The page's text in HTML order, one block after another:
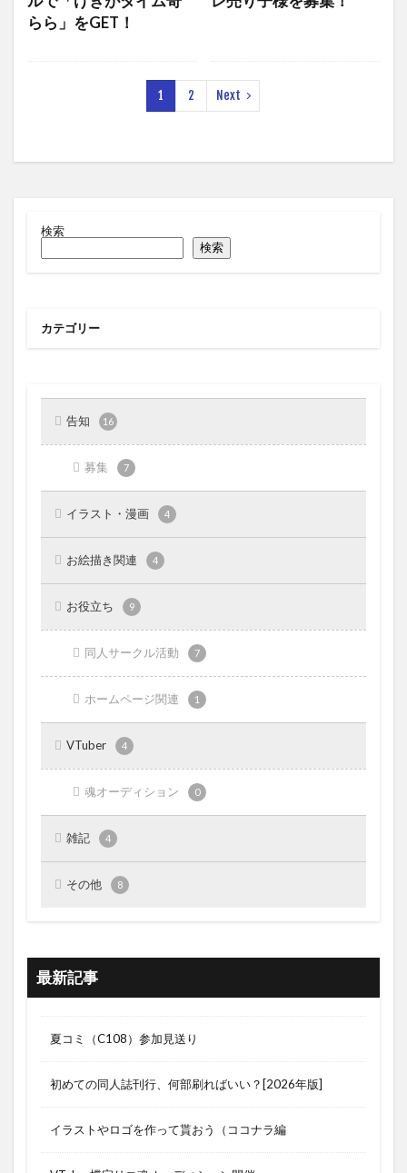
らら」をGET！
1 2 Next
検索
検索
カテゴリー
告知 16
募集 7
イラスト・漫画 4
お絵描き関連 4
お役立ち 9
同人サークル活動 7
ホームページ関連 1
VTuber 4
魂オーディション 0
雑記 4
その他 8
最新記事
夏コミ（C108）参加見送り
初めての同人誌刊行、何部刷ればいい？[2026年版]
イラストやロゴを作って貰おう（ココナラ編